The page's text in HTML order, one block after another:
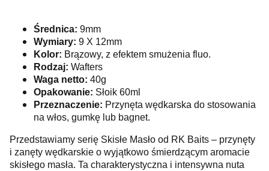
Średnica: 9mm
Wymiary: 9 X 12mm
Kolor: Brązowy, z efektem smużenia fluo.
Rodzaj: Wafters
Waga netto: 40g
Opakowanie: Słoik 60ml
Przeznaczenie: Przynęta wędkarska do stosowania
na włos, gumkę lub bagnet.
Przedstawiamy serię Skisłe Masło od RK Baits – przynęty
i zanęty wędkarskie o wyjątkowo śmierdzącym aromacie
skisłego masła. Ta charakterystyczna i intensywna nuta